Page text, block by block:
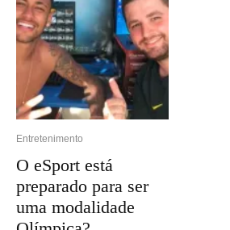
Entretenimento
O eSport está
preparado para ser
uma modalidade